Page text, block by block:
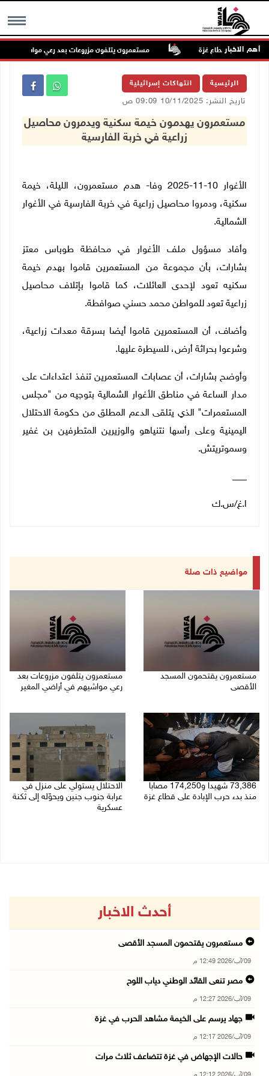
MENU أهم الاخبار مستعمرون يتلفون مزروعات بعد رعي مواشيهم في
الرئيسية انتهاكات إسرائيلية
تاريخ النشر: 10/11/2025 09:09 ص
مستعمرون يهدمون خيمة سكنية ويدمرون محاصيل
زراعية في خربة الفارسية
الأغوار 10-11-2025 وفا- هدم مستعمرون، الليلة، خيمة
سكنية، ودمروا محاصيل زراعية في خربة الفارسية في الأغوار
الشمالية.
وأفاد مسؤول ملف الأغوار في محافظة طوباس معتز
بشارات، بأن مجموعة من المستعمرين قاموا بهدم خيمة
سكنيه تعود لإحدى العائلات، كما قاموا بإتلاف محاصيل
زراعية تعود للمواطن محمد حسني صوافطة.
وأضاف، أن المستعمرين قاموا أيضا بسرقة معدات زراعية،
وشرعوا بحراثة أرض، للسيطرة عليها.
وأوضح بشارات، أن عصابات المستعمرين تنفذ اعتداءات على
مدار الساعة في مناطق الأغوار الشمالية بتوجيه من "مجلس
المستعمرات" الذي يتلقى الدعم المطلق من حكومة الاحتلال
اليمينية وعلى رأسها نتنياهو والوزيرين المتطرفين بن غفير
وسموتريتش.
ا.غ/س.ك
مواضيع ذات صلة
مستعمرون يقتحمون المسجد
الأقصى
مستعمرون يتلفون مزروعات بعد
رعي مواشيهم في أراضي المغير
73,386 شهيدا و174,250 مصابا
منذ بدء حرب الإبادة على قطاع غزة
الاحتلال يستولي على منزل في
عرابة جنوب جنين ويحوّله إلى ثكنة
عسكرية
أحدث الاخبار
مستعمرون يقتحمون المسجد الأقصى
09/آب/2026 12:49 م
مصر تنعى القائد الوطني دياب اللوح
09/آب/2026 12:27 م
جهاد يرسم على الخيمة مشاهد الحرب في غزة
09/آب/2026 12:17 م
حالات الإجهاض في غزة تتضاعف ثلاث مرات